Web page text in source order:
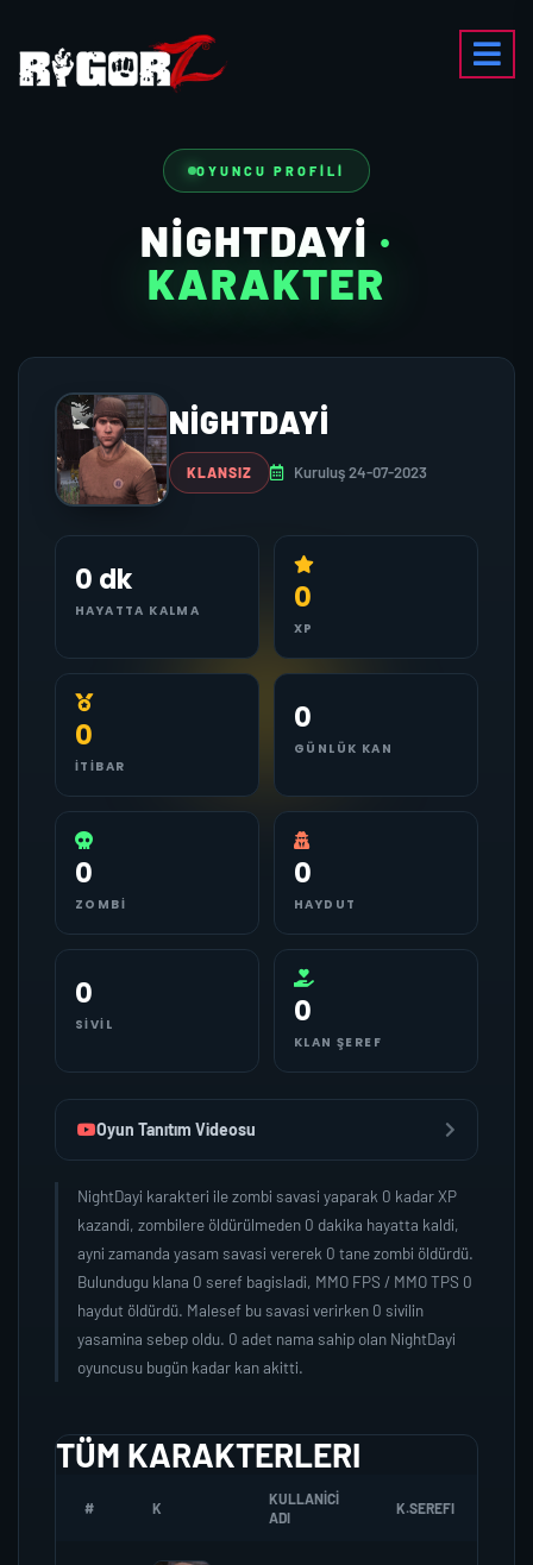
OYUNCU PROFILI
NIGHTDAYI ·
KARAKTER
NIGHTDAYI
KLANSIZ Kuruluş 24-07-2023
0 dk
HAYATTA KALMA 0
XP
0
İTIBAR
0
GÜNLÜK KAN
0
ZOMBI
0
HAYDUT
0
SIVIL 0
KLAN ŞEREF
Oyun Tanıtım Videosu
NightDayi karakteri ile zombi savasi yaparak 0 kadar XP
kazandi, zombilere öldürülmeden 0 dakika hayatta kaldi,
ayni zamanda yasam savasi vererek 0 tane zombi öldürdü.
Bulundugu klana 0 seref bagisladi, MMO FPS / MMO TPS 0
haydut öldürdü. Malesef bu savasi verirken 0 sivilin
yasamina sebep oldu. 0 adet nama sahip olan NightDayi
oyuncusu bugün kadar kan akitti.
TÜM KARAKTERLERI
# K
KULLANICI
ADI
K.SEREFI